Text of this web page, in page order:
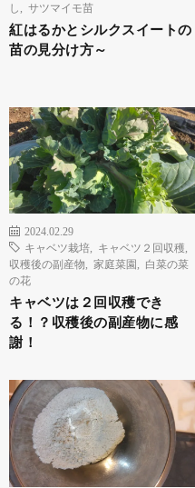
し
サツマイモ苗
紅はるかとシルクスイートの
苗の見分け方～
2024.02.29
キャベツ栽培
キャベツ２回収穫
収穫後の副産物
家庭菜園
白菜の菜
の花
キャベツは２回収穫でき
る！？収穫後の副産物に感
謝！